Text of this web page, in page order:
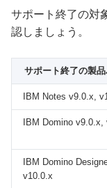
サポート終了の対
認しましょう。
サポート終了の製
IBM Notes v9.0.x,
IBM Domino v9.0.x,
IBM Domino
v10.0.x